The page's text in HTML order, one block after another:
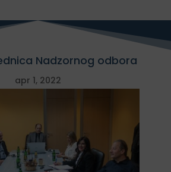
Nadzornog odbora
apr 1, 2022